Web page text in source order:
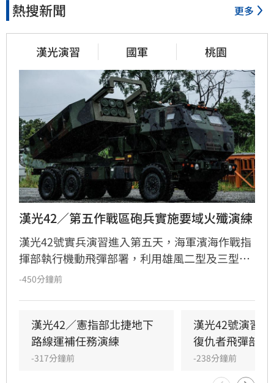
熱搜新聞 更多
漢光演習 國軍 桃園
漢光42／第五作戰區砲兵實施要域火殲演練
漢光42號實兵演習進入第五天，海軍濱海作戰指
揮部執行機動飛彈部署，利用雄風二型及三型飛
彈扼控關鍵海域；第五作戰區實施「要域火殲」
援，在風雨中迅速抵達戰術位置，展現高機動性
與精準遠程打擊力。
-450分鐘前
漢光42／憲指部北捷地下
路線運補任務演練
-317分鐘前
漢光42號演習
復仇者飛彈部隊
-238分鐘前